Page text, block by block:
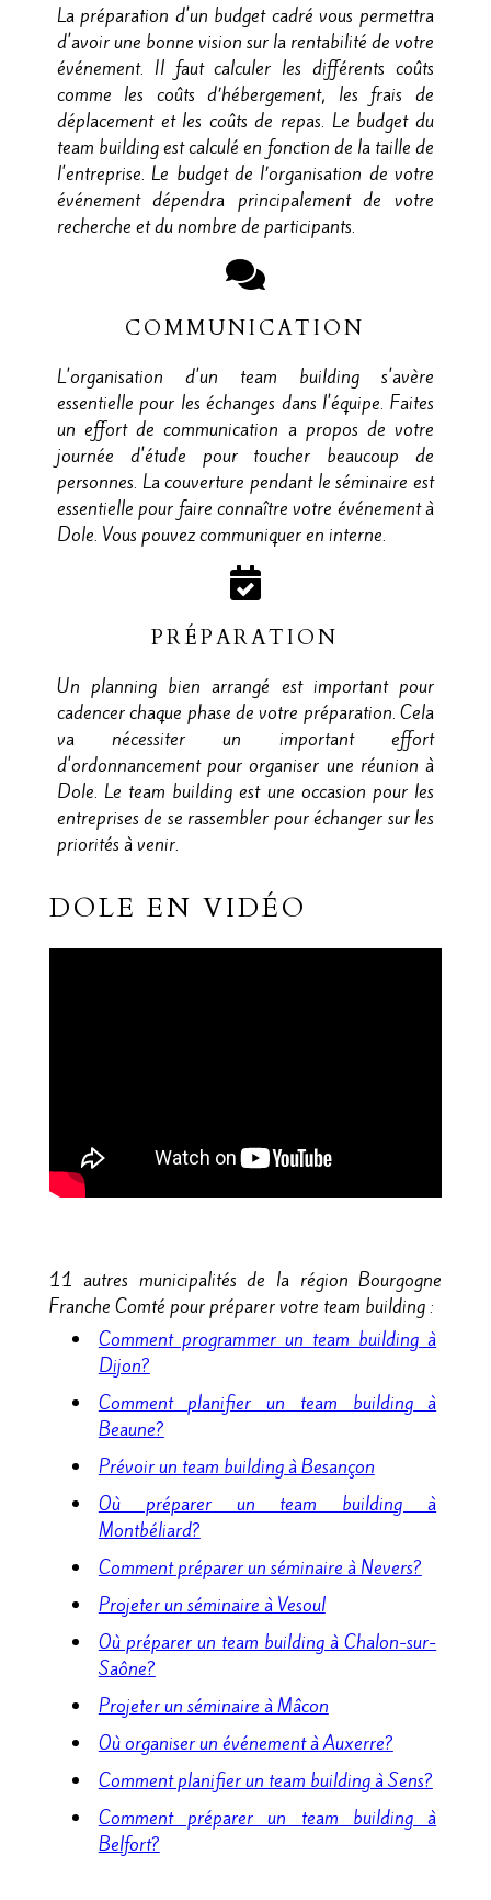
La préparation d'un budget cadré vous permettra
d'avoir une bonne vision sur la rentabilité de votre
événement. Il faut calculer les différents coûts
comme les coûts d’hébergement, les frais de
déplacement et les coûts de repas. Le budget du
team building est calculé en fonction de la taille de
l'entreprise. Le budget de l’organisation de votre
événement dépendra principalement de votre
recherche et du nombre de participants.
COMMUNICATION
L'organisation d'un team building s'avère
essentielle pour les échanges dans l'équipe. Faites
un effort de communication a propos de votre
journée d'étude pour toucher beaucoup de
personnes. La couverture pendant le séminaire est
essentielle pour faire connaître votre événement à
Dole. Vous pouvez communiquer en interne.
PRÉPARATION
Un planning bien arrangé est important pour
cadencer chaque phase de votre préparation. Cela
va nécessiter un important effort
d'ordonnancement pour organiser une réunion à
Dole. Le team building est une occasion pour les
entreprises de se rassembler pour échanger sur les
priorités à venir.
DOLE EN VIDÉO
11 autres municipalités de la région Bourgogne
Franche Comté pour préparer votre team building :
Comment programmer un team building à
Dijon?
Comment planifier un team building à
Beaune?
Prévoir un team building à Besançon
Où préparer un team building à
Montbéliard?
Comment préparer un séminaire à Nevers?
Projeter un séminaire à Vesoul
Où préparer un team building à Chalon-sur-
Saône?
Projeter un séminaire à Mâcon
Où organiser un événement à Auxerre?
Comment planifier un team building à Sens?
Comment préparer un team building à
Belfort?